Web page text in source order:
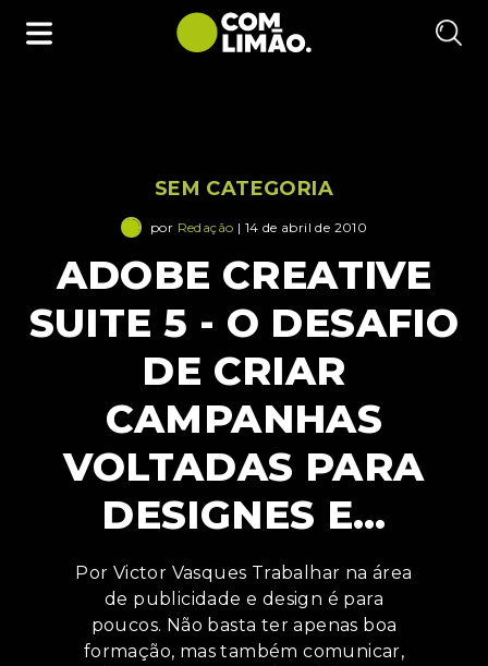
SEM CATEGORIA
por Redação | 14 de abril de 2010
ADOBE CREATIVE
SUITE 5 - O DESAFIO
DE CRIAR
CAMPANHAS
VOLTADAS PARA
DESIGNES E…
Por Victor Vasques Trabalhar na área
de publicidade e design é para
poucos. Não basta ter apenas boa
formação, mas também comunicar,